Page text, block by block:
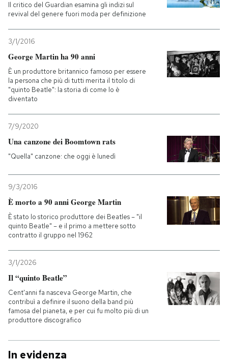
Il critico del Guardian esamina gli indizi sul
revival del genere fuori moda per definizione
3/1/2016
George Martin ha 90 anni
È un produttore britannico famoso per essere
la persona che più di tutti merita il titolo di
"quinto Beatle": la storia di come lo è
diventato
7/9/2020
Una canzone dei Boomtown rats
"Quella" canzone: che oggi è lunedì
9/3/2016
È morto a 90 anni George Martin
È stato lo storico produttore dei Beatles – "il
quinto Beatle" – e il primo a mettere sotto
contratto il gruppo nel 1962
3/1/2026
Il “quinto Beatle”
Cent'anni fa nasceva George Martin, che
contribuì a definire il suono della band più
famosa del pianeta, e per cui fu molto più di un
produttore discografico
In evidenza